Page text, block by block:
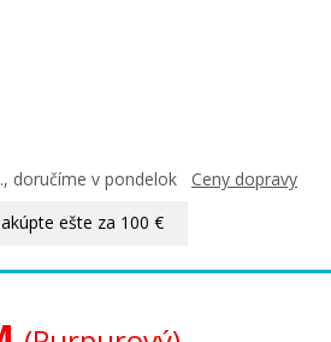
doručíme v pondelok Ceny dopravy
ešte za 100 €